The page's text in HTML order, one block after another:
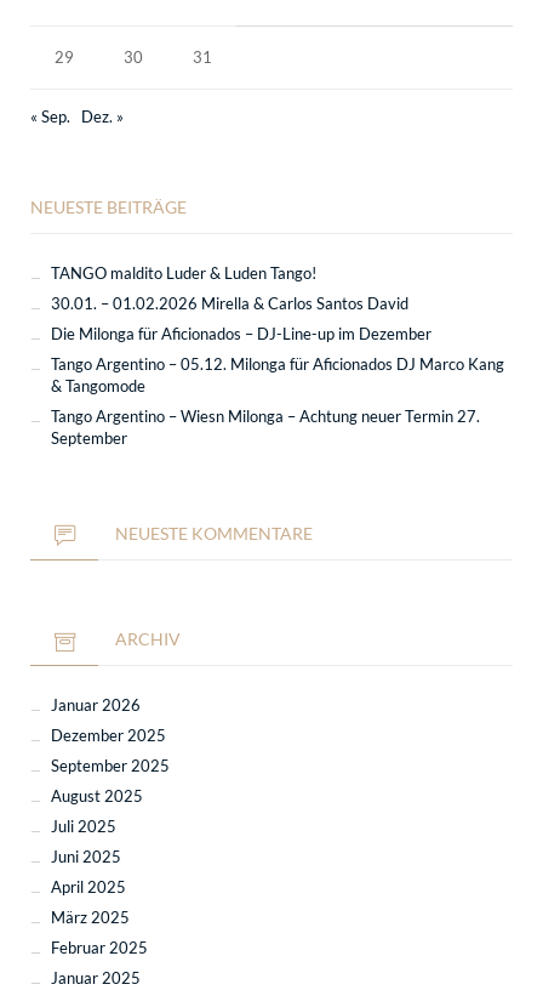
29 30 31
« Sep. Dez. »
NEUESTE BEITRÄGE
TANGO maldito Luder & Luden Tango!
30.01. – 01.02.2026 Mirella & Carlos Santos David
Die Milonga für Aficionados – DJ-Line-up im Dezember
Tango Argentino – 05.12. Milonga für Aficionados DJ Marco Kang
& Tangomode
Tango Argentino – Wiesn Milonga – Achtung neuer Termin 27.
September
NEUESTE KOMMENTARE
ARCHIV
Januar 2026
Dezember 2025
September 2025
August 2025
Juli 2025
Juni 2025
April 2025
März 2025
Februar 2025
Januar 2025